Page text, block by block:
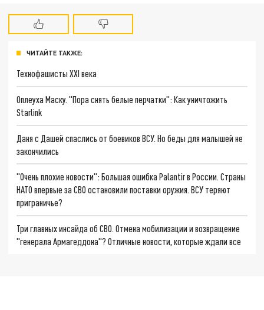
ЧИТАЙТЕ ТАКЖЕ:
Технофашисты XXI века
Оплеуха Маску. "Пора снять белые перчатки": Как уничтожить
Starlink
Даня с Дашей спаслись от боевиков ВСУ. Но беды для малышей не
закончились
"Очень плохие новости": Большая ошибка Palantir в России. Страны
НАТО впервые за СВО остановили поставки оружия. ВСУ теряют
приграничье?
Три главных инсайда об СВО. Отмена мобилизации и возвращение
"генерала Армагеддона"? Отличные новости, которые ждали все